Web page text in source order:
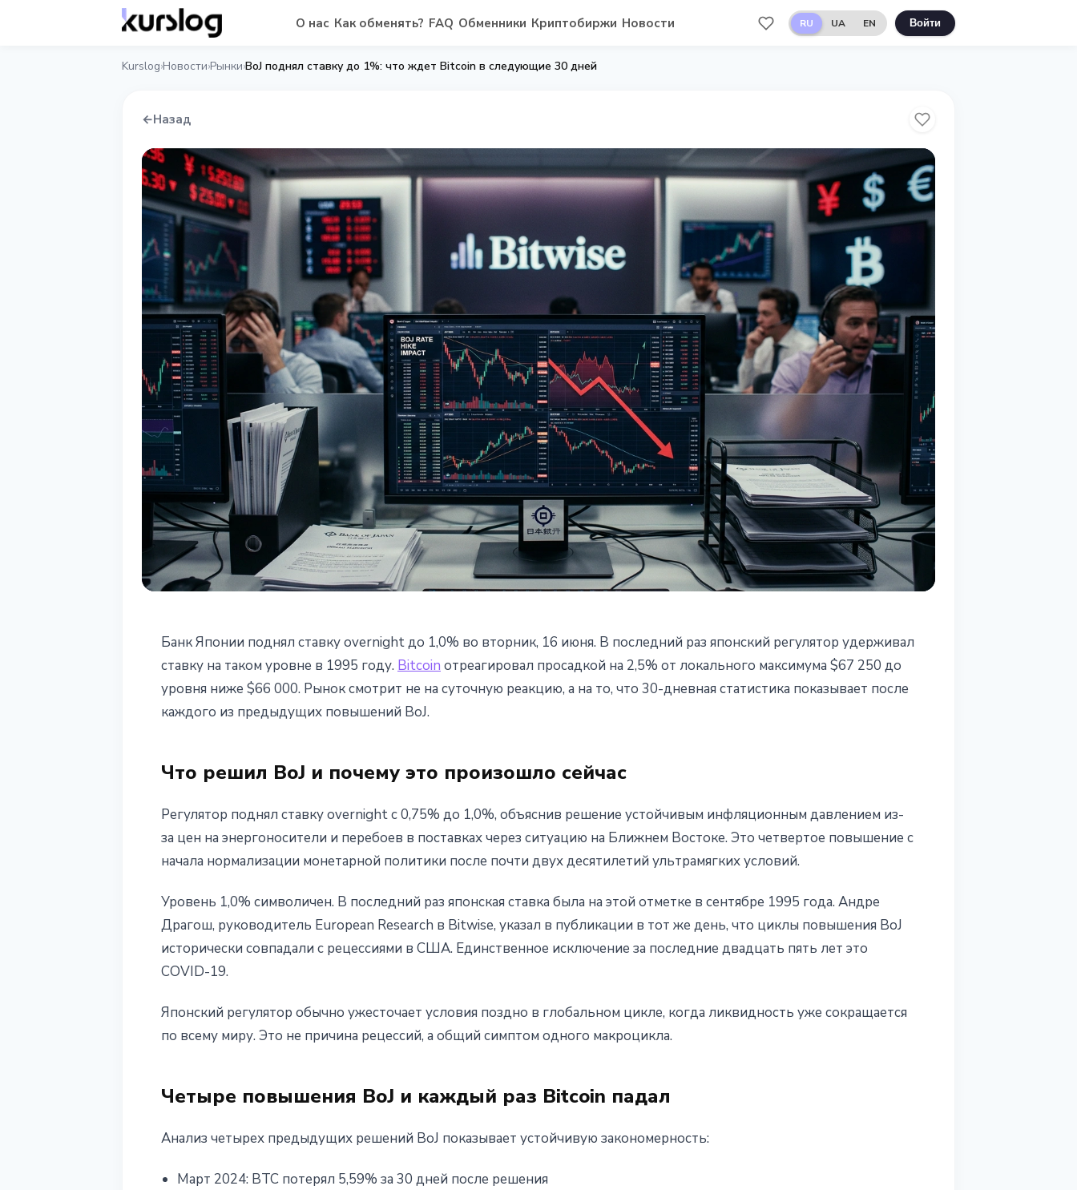
О нас Как обменять? FAQ Обменники Криптобиржи Новости RU UA EN Войти
Kurslog›Новости›Рынки›BoJ поднял ставку до 1%: что ждет Bitcoin в следующие 30 дней
←Назад
Банк Японии поднял ставку до 1%: что ждет
Bitcoin в следующие 30 дней
Банк Японии поднял ставку overnight до 1,0% во вторник, 16 июня. В последний раз японский регулятор удерживал
ставку на таком уровне в 1995 году. Bitcoin отреагировал просадкой на 2,5% от локального максимума $67 250 до
уровня ниже $66 000. Рынок смотрит не на суточную реакцию, а на то, что 30-дневная статистика показывает после
каждого из предыдущих повышений BoJ.
Что решил BoJ и почему это произошло сейчас
Регулятор поднял ставку overnight с 0,75% до 1,0%, объяснив решение устойчивым инфляционным давлением из-
за цен на энергоносители и перебоев в поставках через ситуацию на Ближнем Востоке. Это четвертое повышение с
начала нормализации монетарной политики после почти двух десятилетий ультрамягких условий.
Уровень 1,0% символичен. В последний раз японская ставка была на этой отметке в сентябре 1995 года. Андре
Драгош, руководитель European Research в Bitwise, указал в публикации в тот же день, что циклы повышения BoJ
исторически совпадали с рецессиями в США. Единственное исключение за последние двадцать пять лет это
COVID-19.
Японский регулятор обычно ужесточает условия поздно в глобальном цикле, когда ликвидность уже сокращается
по всему миру. Это не причина рецессий, а общий симптом одного макроцикла.
Четыре повышения BoJ и каждый раз Bitcoin падал
Анализ четырех предыдущих решений BoJ показывает устойчивую закономерность:
Март 2024: BTC потерял 5,59% за 30 дней после решения